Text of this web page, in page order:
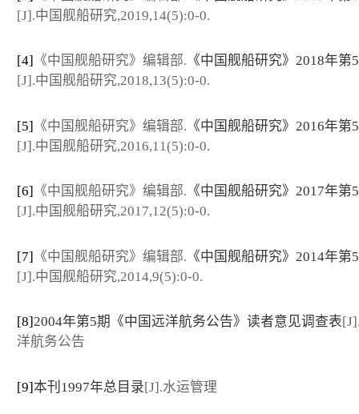
[J].中国舰船研究,2019,14(5):0-0.
[4] 《中国舰船研究》编辑部. 《中国舰船研究》2018年第
[J].中国舰船研究,2018,13(5):0-0.
[5] 《中国舰船研究》编辑部. 《中国舰船研究》2016年第
[J].中国舰船研究,2016,11(5):0-0.
[6] 《中国舰船研究》编辑部. 《中国舰船研究》2017年第
[J].中国舰船研究,2017,12(5):0-0.
[7] 《中国舰船研究》编辑部. 《中国舰船研究》2014年第
[J].中国舰船研究,2014,9(5):0-0.
[8]2004年第5期《中国远洋航务公告》读者意见调查表
洋航务公告
[9]本刊1997年总目录[J].水运管理